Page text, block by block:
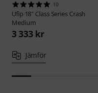
10
Ufip 18" Class Series Crash
Medium
3 333 kr
Jämför